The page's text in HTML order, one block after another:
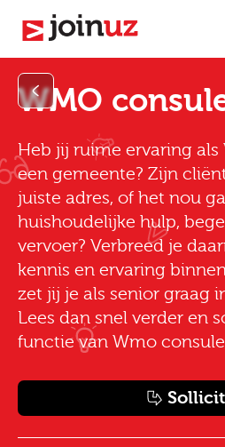
WMO
Heb jij ruime ervaring
een gemeente? Zijn
juiste adres, of het nou
huishoudelijke hulp,
vervoer? Verbreed je
kennis en ervaring
zet jij je als senior graag
Lees dan snel verder en
functie van Wmo